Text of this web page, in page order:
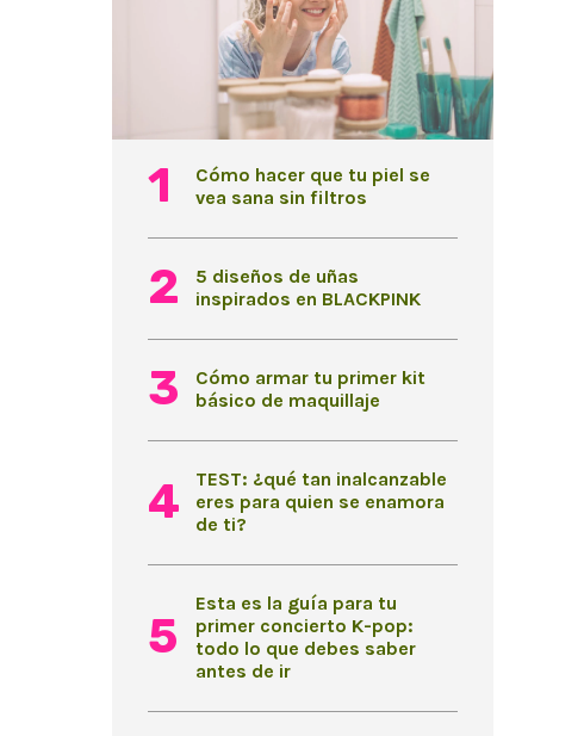
Cómo hacer que tu piel se
vea sana sin filtros
5 diseños de uñas
inspirados en BLACKPINK
Cómo armar tu primer kit
básico de maquillaje
TEST: ¿qué tan inalcanzable
eres para quien se enamora
de ti?
Esta es la guía para tu
primer concierto K-pop:
todo lo que debes saber
antes de ir